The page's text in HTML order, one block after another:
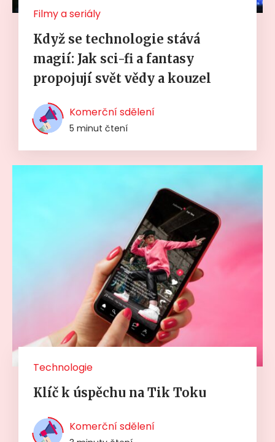
Filmy a seriály
Když se technologie stává
magií: Jak sci-fi a fantasy
propojují svět vědy a kouzel
Komerční sdělení
5 minut čtení
Technologie
Klíč k úspěchu na Tik Toku
Komerční sdělení